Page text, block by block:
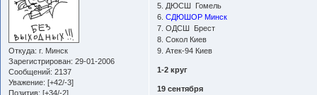
Откуда: г. Минск
Зарегистрирован: 29-01-2006
Сообщений: 2137
Уважение: [+42/-3]
Позитив: [+34/-2]
5. ДЮСШ Гомель
6.СДЮШОР Минск
7. ОДСШ Брест
8. Сокол Киев
9. Атек-94 Киев
1-2 круг
19 сентября